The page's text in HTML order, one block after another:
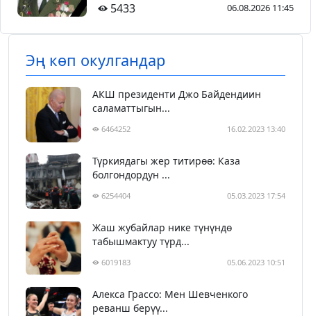
5433 06.08.2026 11:45
Эң көп окулгандар
АКШ президенти Джо Байдендиин
саламаттыгын...
6464252 16.02.2023 13:40
Түркиядагы жер титирөө: Каза
болгондордун ...
6254404 05.03.2023 17:54
Жаш жубайлар нике түнүндө
табышмактуу түрд...
6019183 05.06.2023 10:51
Алекса Грассо: Мен Шевченкого
реванш берүү...